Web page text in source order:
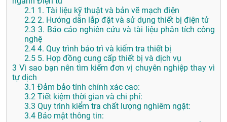
2.1 1. Tài liệu kỹ thuật và bản vẽ mạch điện
2.2 2. Hướng dẫn lắp đặt và sử dụng thiết bị điện tử
2.3 3. Báo cáo nghiên cứu và tài liệu phân tích công
nghệ
2.4 4. Quy trình bảo trì và kiểm tra thiết bị
2.5 5. Hợp đồng cung cấp thiết bị và dịch vụ
3 Vì sao bạn nên tìm kiếm đơn vị chuyên nghiệp thay vì
tự dịch
3.1 Đảm bảo tính chính xác cao:
3.2 Tiết kiệm thời gian và chi phí:
3.3 Quy trình kiểm tra chất lượng nghiêm ngặt:
3.4 Bảo mật thông tin: